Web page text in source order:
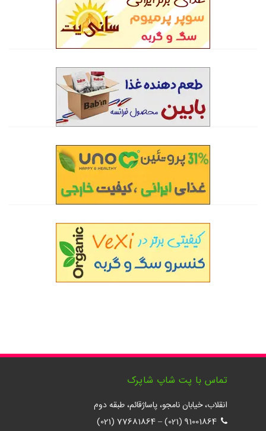
تماس با پت شاپ شاپرک
انقلاب، خیابان نامجو، پاساژقائم، طبقه دوم
91001864 (021)
–
77681864 (021)